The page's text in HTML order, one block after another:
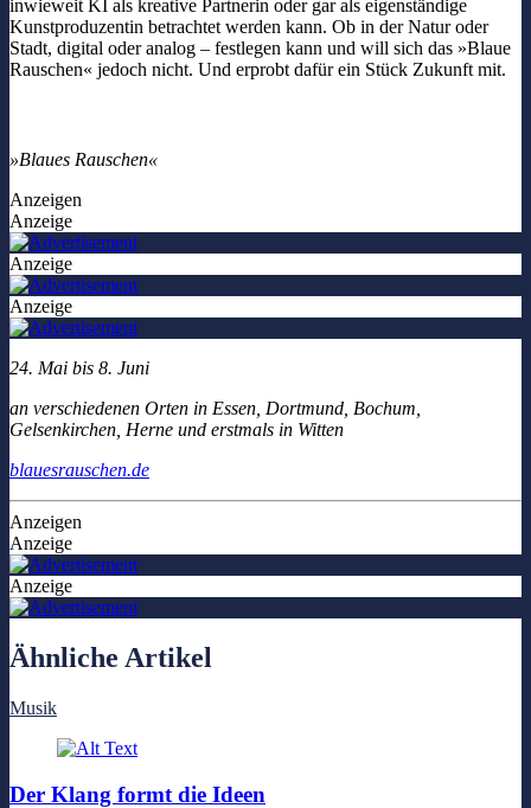
inwieweit KI als kreative Partnerin oder gar als eigenständige
Kunstproduzentin betrachtet werden kann. Ob in der Natur oder
Stadt, digital oder analog – festlegen kann und will sich das »Blaue
Rauschen« jedoch nicht. Und erprobt dafür ein Stück Zukunft mit.
»Blaues Rauschen«
Anzeigen
Anzeige
Anzeige
Anzeige
24. Mai bis 8. Juni
an verschiedenen Orten in Essen, Dortmund, Bochum,
Gelsenkirchen, Herne und erstmals in Witten
blauesrauschen.de
Anzeigen
Anzeige
Anzeige
Ähnliche Artikel
Musik
Der Klang formt die Ideen